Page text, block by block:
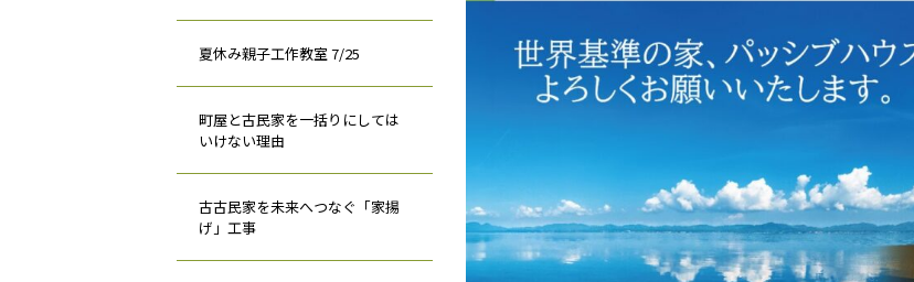
夏休み親子工作教室 7/25
町屋と古民家を一括りにしては
いけない理由
古古民家を未来へつなぐ「家揚
げ」工事